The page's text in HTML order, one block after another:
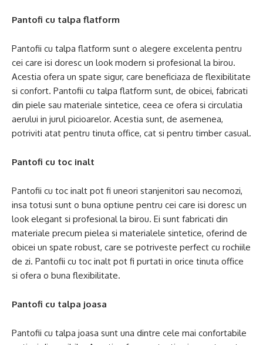
Pantofi cu talpa flatform
Pantofii cu talpa flatform sunt o alegere excelenta pentru
cei care isi doresc un look modern si profesional la birou.
Acestia ofera un spate sigur, care beneficiaza de flexibilitate
si confort. Pantofii cu talpa flatform sunt, de obicei, fabricati
din piele sau materiale sintetice, ceea ce ofera si circulatia
aerului in jurul picioarelor. Acestia sunt, de asemenea,
potriviti atat pentru tinuta office, cat si pentru timber casual.
Pantofi cu toc inalt
Pantofii cu toc inalt pot fi uneori stanjenitori sau necomozi,
insa totusi sunt o buna optiune pentru cei care isi doresc un
look elegant si profesional la birou. Ei sunt fabricati din
materiale precum pielea si materialele sintetice, oferind de
obicei un spate robust, care se potriveste perfect cu rochiile
de zi. Pantofii cu toc inalt pot fi purtati in orice tinuta office
si ofera o buna flexibilitate.
Pantofi cu talpa joasa
Pantofii cu talpa joasa sunt una dintre cele mai confortabile